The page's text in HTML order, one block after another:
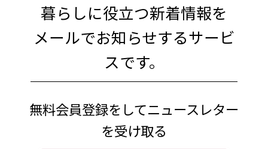
暮らしに役立つ新着情報を
メールでお知らせするサービ
スです。
無料会員登録をしてニュースレター
を受け取る